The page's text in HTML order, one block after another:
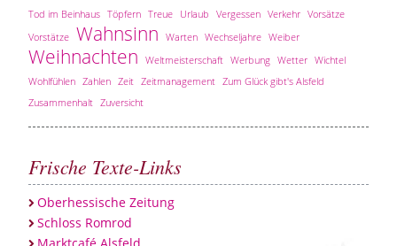
Tod im Beinhaus Töpfern Treue Urlaub Vergessen Verkehr Vorsätze
Vorstätze Wahnsinn Warten Wechseljahre Weiber
Weihnachten Weltmeisterschaft Werbung Wetter Wichtel
Wohlfühlen Zahlen Zeit Zeitmanagement Zum Glück gibt's Alsfeld
Zusammenhalt Zuversicht
Frische Texte-Links
Oberhessische Zeitung
Schloss Romrod
Marktcafé Alsfeld